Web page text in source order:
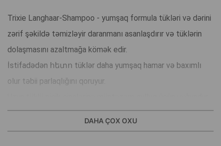
Trixie Langhaar-Shampoo - yumşaq formula tükləri və dərini
zərif şəkildə təmizləyir daranmanı asanlaşdırır və tüklərin
dolaşmasını azaltmağa kömək edir.
İstifadədən հետո tüklər daha yumşaq hamar və baxımlı
olur təbii parlaqlığını qoruyur.
DAHA ÇOX OXU